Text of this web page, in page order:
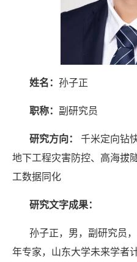
姓名： 孙子正
职称： 副研究员
研究方向：
千米定向钻
地下工程灾害防控、高海拔
工数据同化
研究文字成果：
孙子正，男，副研究员
年专家，山东大学未来学者